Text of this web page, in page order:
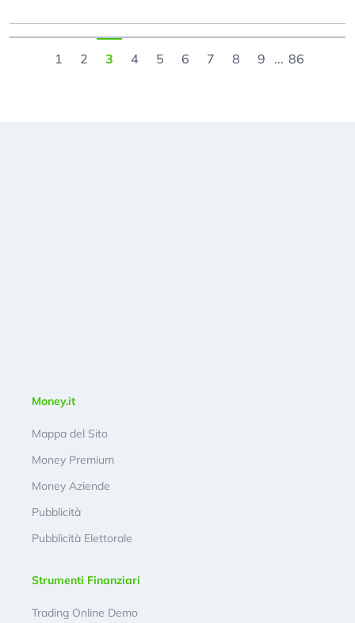
1 2 3 4 5 6 7 8 9 ... 86
Money.it
Mappa del Sito
Money Premium
Money Aziende
Pubblicità
Pubblicità Elettorale
Strumenti Finanziari
Trading Online Demo